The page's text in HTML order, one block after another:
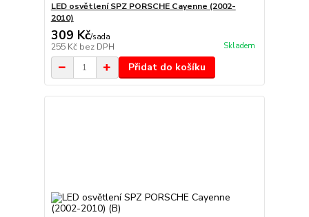
LED osvětlení SPZ PORSCHE Cayenne (2002-
2010)
309 Kč/sada
255 Kč bez DPH Skladem
Přidat do košíku